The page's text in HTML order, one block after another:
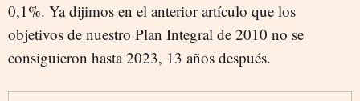
0,1%. Ya dijimos en el anterior artículo que los
objetivos de nuestro Plan Integral de 2010 no se
consiguieron hasta 2023, 13 años después.